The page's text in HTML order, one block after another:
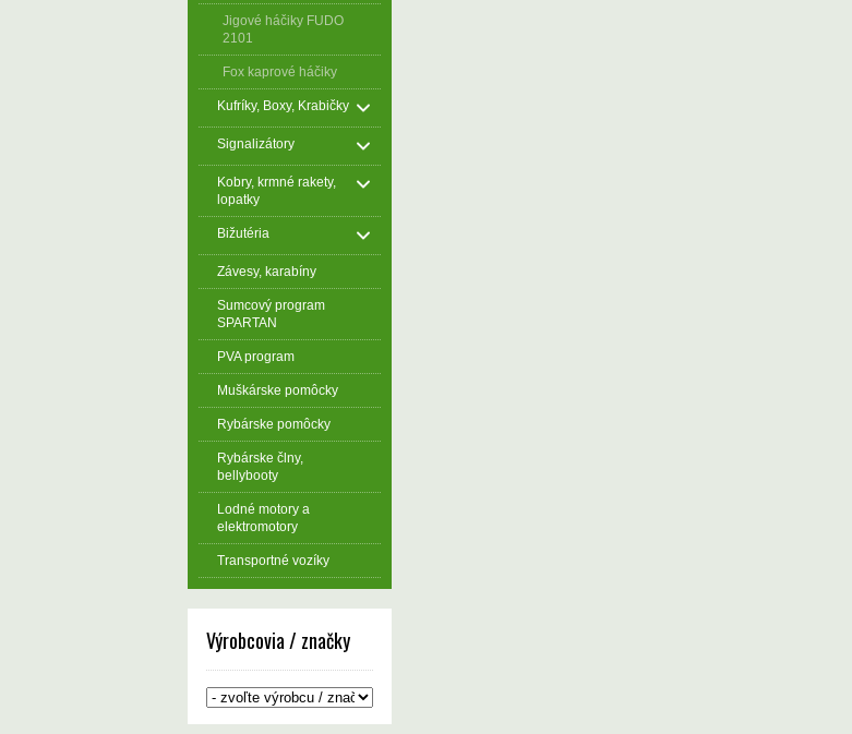
Jigové háčiky FUDO
2101
Fox kaprové háčiky
Kufríky, Boxy, Krabičky
Signalizátory
Kobry, krmné rakety,
lopatky
Bižutéria
Závesy, karabíny
Sumcový program
SPARTAN
PVA program
Muškárske pomôcky
Rybárske pomôcky
Rybárske člny,
bellybooty
Lodné motory a
elektromotory
Transportné vozíky
Výrobcovia / značky